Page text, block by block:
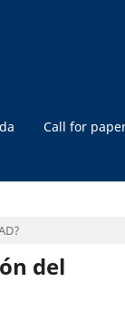
Call for
del